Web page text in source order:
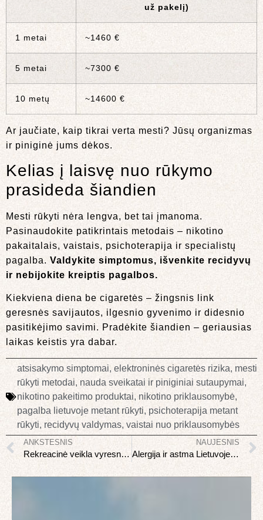
už pakelį)
1 metai ~1460 €
5 metai ~7300 €
10 metų ~14600 €
Ar jaučiate, kaip tikrai verta mesti? Jūsų organizmas
ir piniginė jums dėkos.
Kelias į laisvę nuo rūkymo
prasideda šiandien
Mesti rūkyti nėra lengva, bet tai įmanoma.
Pasinaudokite patikrintais metodais – nikotino
pakaitalais, vaistais, psichoterapija ir specialistų
pagalba. Valdykite simptomus, išvenkite recidyvų
ir nebijokite kreiptis pagalbos.
Kiekviena diena be cigaretės – žingsnis link
geresnės savijautos, ilgesnio gyvenimo ir didesnio
pasitikėjimo savimi. Pradėkite šiandien – geriausias
laikas keistis yra dabar.
atsisakymo simptomai, elektroninės cigaretės rizika, mesti
rūkyti metodai, nauda sveikatai ir piniginiai sutaupymai,
nikotino pakeitimo produktai, nikotino priklausomybė,
pagalba lietuvoje metant rūkyti, psichoterapija metant
rūkyti, recidyvų valdymas, vaistai nuo priklausomybės
ANKSTESNIS
Rekreacinė veikla vyresnio amžiaus žmonėms: aktyvus senėjimas
NAUJESNIS
Alergija ir astma Lietuvoje: sezoniškumas ir valdymas